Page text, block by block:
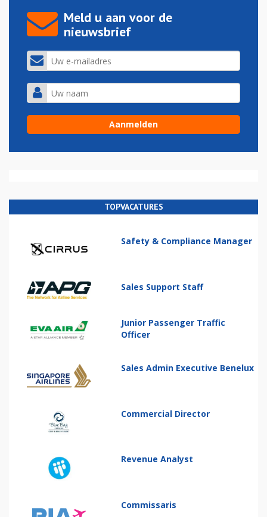
Meld u aan voor de
nieuwsbrief
TOPVACATURES
Safety & Compliance Manager
Sales Support Staff
Junior Passenger Traffic
Officer
Sales Admin Executive Benelux
Commercial Director
Revenue Analyst
Commissaris